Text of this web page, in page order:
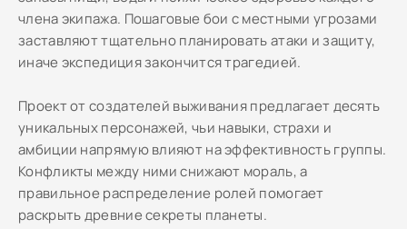
члена экипажа. Пошаговые бои с местными угрозами
заставляют тщательно планировать атаки и защиту,
иначе экспедиция закончится трагедией.
Проект от создателей выживания предлагает десять
уникальных персонажей, чьи навыки, страхи и
амбиции напрямую влияют на эффективность группы.
Конфликты между ними снижают мораль, а
правильное распределение ролей помогает
раскрыть древние секреты планеты.